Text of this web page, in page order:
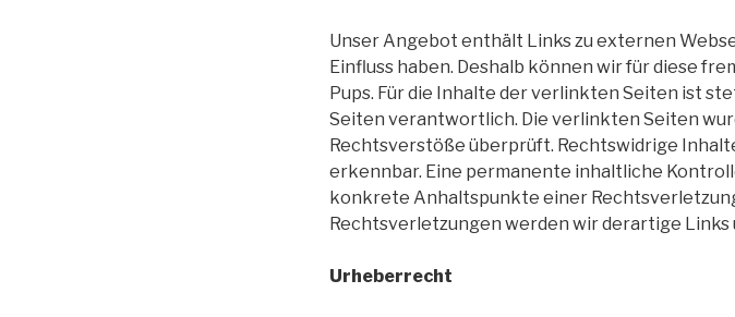
Unser Angebot enthält Links zu externen
Einfluss haben. Deshalb können wir für diese
Pups. Für die Inhalte der verlinkten Seiten ist
Seiten verantwortlich. Die verlinkten Seiten
Rechtsverstöße überprüft. Rechtswidrige
erkennbar. Eine permanente inhaltliche
konkrete Anhaltspunkte einer
Rechtsverletzungen werden wir derartige
Urheberrecht